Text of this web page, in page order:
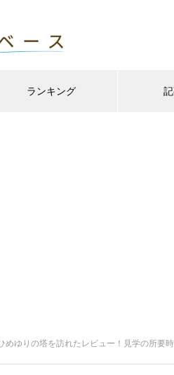
ランキング
めゆりの塔を訪れたレビュー！見学の所要